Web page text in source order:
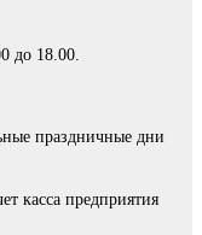
до 18.00.
праздничные дни
касса предприятия